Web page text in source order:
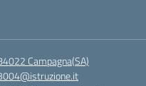
Campagna(SA)